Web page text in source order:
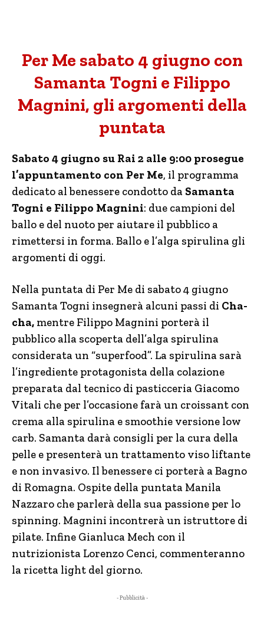
Per Me sabato 4 giugno con
Samanta Togni e Filippo
Magnini, gli argomenti della
puntata
Sabato 4 giugno su Rai 2 alle 9:00 prosegue
l’appuntamento con Per Me, il programma
dedicato al benessere condotto da Samanta
Togni e Filippo Magnini: due campioni del
ballo e del nuoto per aiutare il pubblico a
rimettersi in forma. Ballo e l’alga spirulina gli
argomenti di oggi.
Nella puntata di Per Me di sabato 4 giugno
Samanta Togni insegnerà alcuni passi di Cha-
cha, mentre Filippo Magnini porterà il
pubblico alla scoperta dell’alga spirulina
considerata un “superfood”. La spirulina sarà
l’ingrediente protagonista della colazione
preparata dal tecnico di pasticceria Giacomo
Vitali che per l’occasione farà un croissant con
crema alla spirulina e smoothie versione low
carb. Samanta darà consigli per la cura della
pelle e presenterà un trattamento viso liftante
e non invasivo. Il benessere ci porterà a Bagno
di Romagna. Ospite della puntata Manila
Nazzaro che parlerà della sua passione per lo
spinning. Magnini incontrerà un istruttore di
pilate. Infine Gianluca Mech con il
nutrizionista Lorenzo Cenci, commenteranno
la ricetta light del giorno.
- Pubblicità -